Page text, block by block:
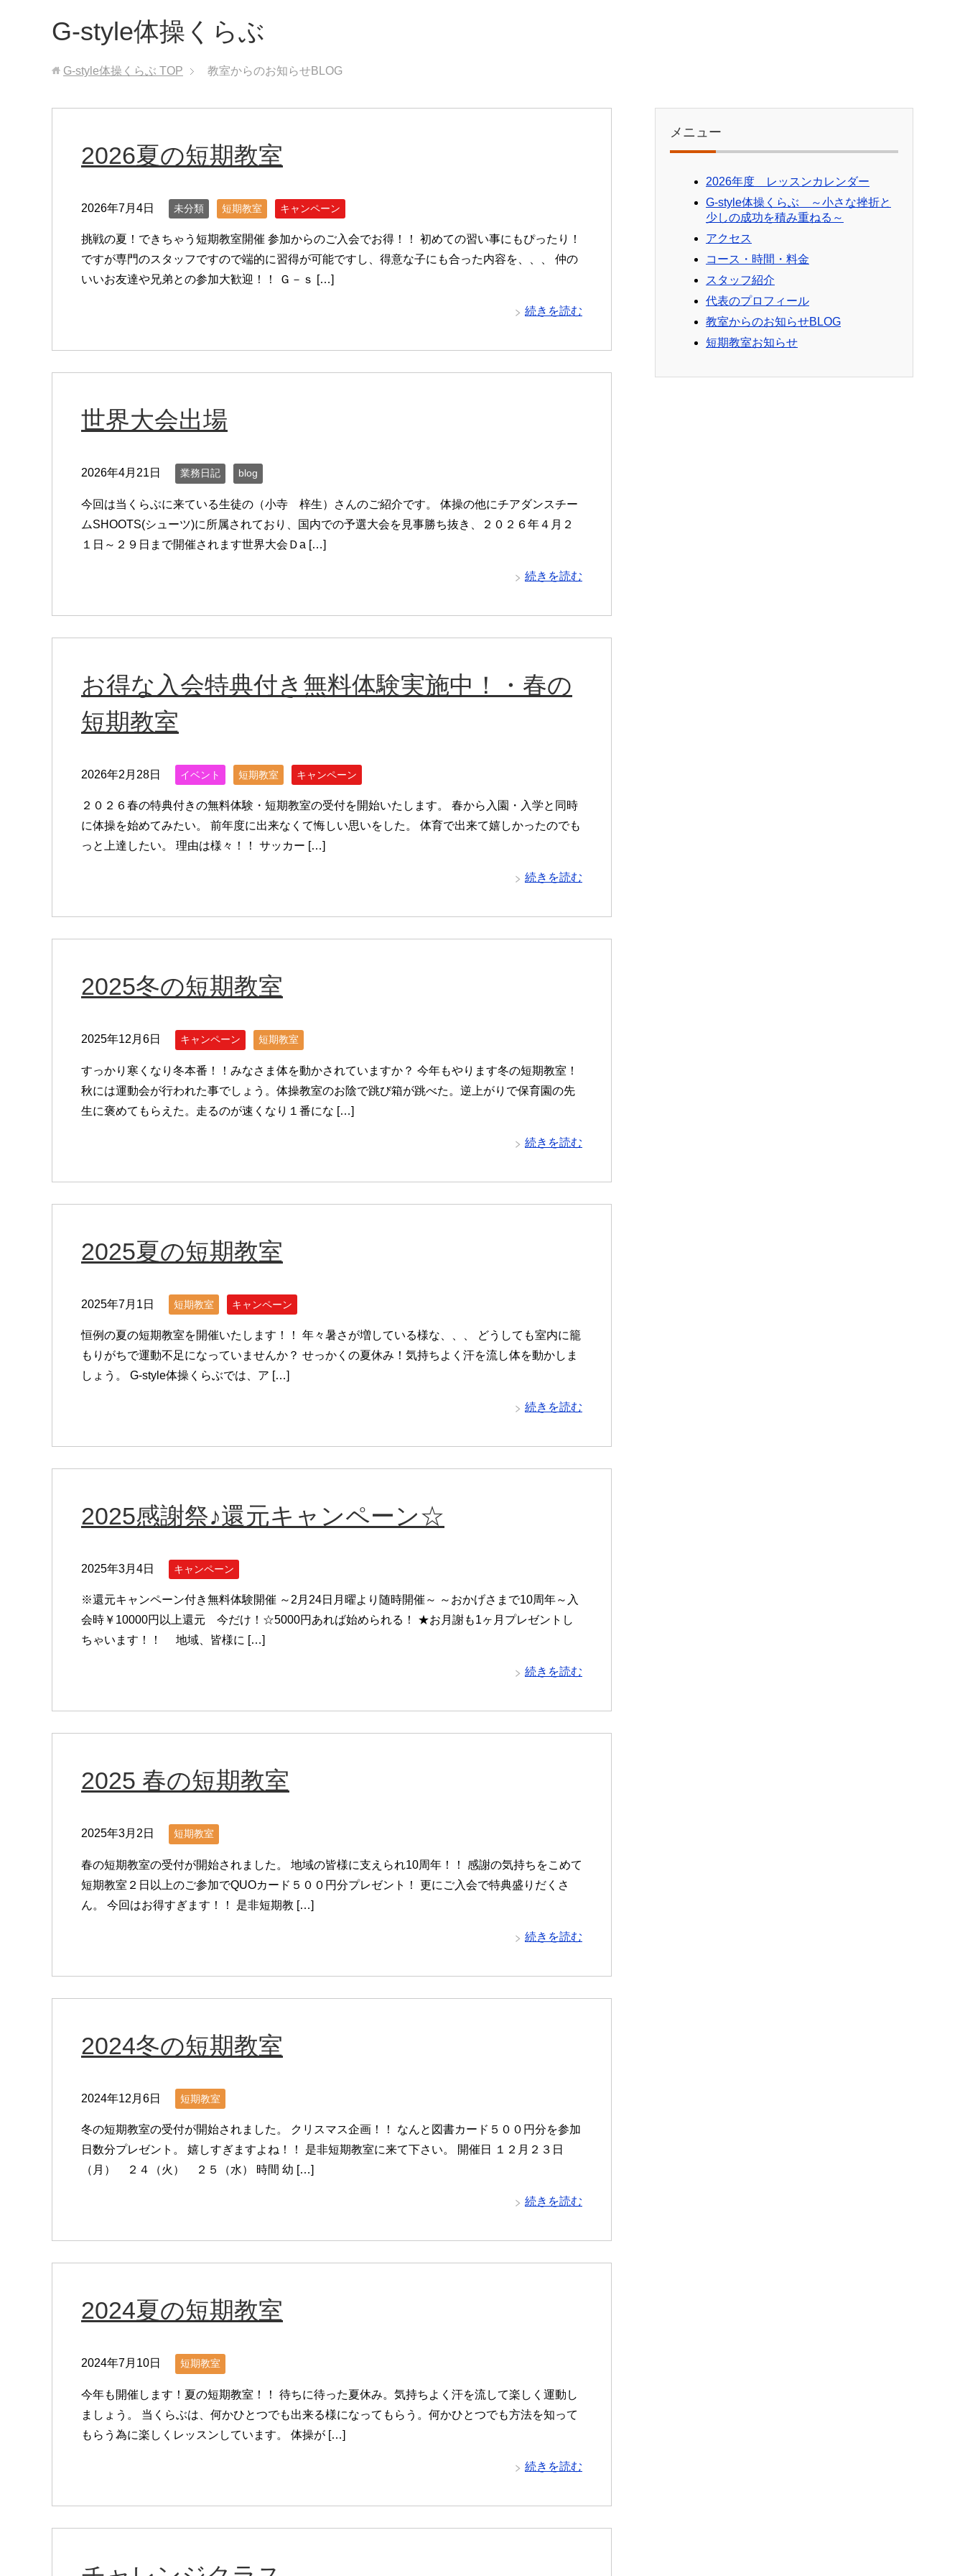
G-style体操くらぶ
G-style体操くらぶ TOP 教室からのお知らせBLOG
2026夏の短期教室
2026年7月4日 未分類 短期教室 キャンペーン
挑戦の夏！できちゃう短期教室開催 参加からのご入会でお得！！ 初めての習い事にもぴったり！
ですが専門のスタッフですので端的に習得が可能ですし、得意な子にも合った内容を、、、 仲の
いいお友達や兄弟との参加大歓迎！！ Ｇ－ｓ […]
続きを読む
世界大会出場
2026年4月21日 業務日記 blog
今回は当くらぶに来ている生徒の（小寺 梓生）さんのご紹介です。 体操の他にチアダンスチー
ムSHOOTS(シューツ)に所属されており、国内での予選大会を見事勝ち抜き、２０２６年４月２
１日～２９日まで開催されます世界大会Ｄa […]
続きを読む
お得な入会特典付き無料体験実施中！・春の
短期教室
2026年2月28日 イベント 短期教室 キャンペーン
２０２６春の特典付きの無料体験・短期教室の受付を開始いたします。 春から入園・入学と同時
に体操を始めてみたい。 前年度に出来なくて悔しい思いをした。 体育で出来て嬉しかったのでも
っと上達したい。 理由は様々！！ サッカー […]
続きを読む
2025冬の短期教室
2025年12月6日 キャンペーン 短期教室
すっかり寒くなり冬本番！！みなさま体を動かされていますか？ 今年もやります冬の短期教室！
秋には運動会が行われた事でしょう。体操教室のお陰で跳び箱が跳べた。逆上がりで保育園の先
生に褒めてもらえた。走るのが速くなり１番にな […]
続きを読む
2025夏の短期教室
2025年7月1日 短期教室 キャンペーン
恒例の夏の短期教室を開催いたします！！ 年々暑さが増している様な、、、 どうしても室内に籠
もりがちで運動不足になっていませんか？ せっかくの夏休み！気持ちよく汗を流し体を動かしま
しょう。 G-style体操くらぶでは、ア […]
続きを読む
2025感謝祭♪還元キャンペーン☆
2025年3月4日 キャンペーン
※還元キャンペーン付き無料体験開催 ～2月24日月曜より随時開催～ ～おかげさまで10周年～入
会時￥10000円以上還元 今だけ！☆5000円あれば始められる！ ★お月謝も1ヶ月プレゼントし
ちゃいます！！ 地域、皆様に […]
続きを読む
2025 春の短期教室
2025年3月2日 短期教室
春の短期教室の受付が開始されました。 地域の皆様に支えられ10周年！！ 感謝の気持ちをこめて
短期教室２日以上のご参加でQUOカード５００円分プレゼント！ 更にご入会で特典盛りだくさ
ん。 今回はお得すぎます！！ 是非短期教 […]
続きを読む
2024冬の短期教室
2024年12月6日 短期教室
冬の短期教室の受付が開始されました。 クリスマス企画！！ なんと図書カード５００円分を参加
日数分プレゼント。 嬉しすぎますよね！！ 是非短期教室に来て下さい。 開催日 １２月２３日
（月） ２４（火） ２５（水） 時間 幼 […]
続きを読む
2024夏の短期教室
2024年7月10日 短期教室
今年も開催します！夏の短期教室！！ 待ちに待った夏休み。気持ちよく汗を流して楽しく運動し
ましょう。 当くらぶは、何かひとつでも出来る様になってもらう。何かひとつでも方法を知って
もらう為に楽しくレッスンしています。 体操が […]
続きを読む
メニュー
2026年度 レッスンカレンダー
G-style体操くらぶ ～小さな挫折と
少しの成功を積み重ねる～
アクセス
コース・時間・料金
スタッフ紹介
代表のプロフィール
教室からのお知らせBLOG
短期教室お知らせ